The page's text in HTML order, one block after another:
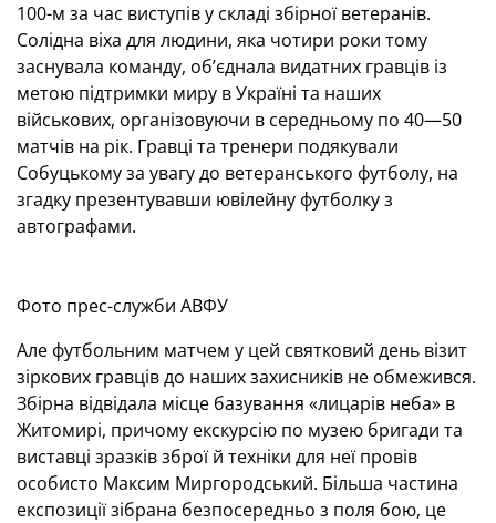
100-м за час виступів у складі збірної ветеранів.
Солідна віха для людини, яка чотири роки тому
заснувала команду, об’єднала видатних гравців із
метою підтримки миру в Україні та наших
військових, організовуючи в середньому по 40—50
матчів на рік. Гравці та тренери подякували
Собуцькому за увагу до ветеранського футболу, на
згадку презентувавши ювілейну футболку з
автографами.
Фото прес-служби АВФУ
Але футбольним матчем у цей святковий день візит
зіркових гравців до наших захисників не обмежився.
Збірна відвідала місце базування «лицарів неба» в
Житомирі, причому екскурсію по музею бригади та
виставці зразків зброї й техніки для неї провів
особисто Максим Миргородський. Більша частина
експозиції зібрана безпосередньо з поля бою, це